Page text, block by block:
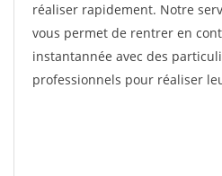
réaliser rapidement. Notre
vous permet de rentrer en
instantannée avec des
professionnels pour réaliser